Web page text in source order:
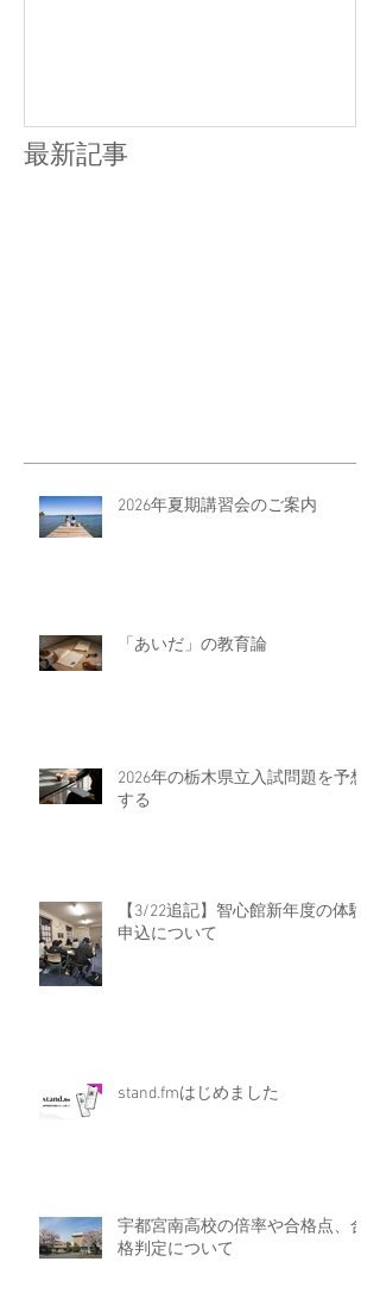
最新記事
2026年夏期講習会のご案内
「あいだ」の教育論
2026年の栃木県立入試問題を予想
する
【3/22追記】智心館新年度の体験
申込について
stand.fmはじめました
宇都宮南高校の倍率や合格点、合
格判定について